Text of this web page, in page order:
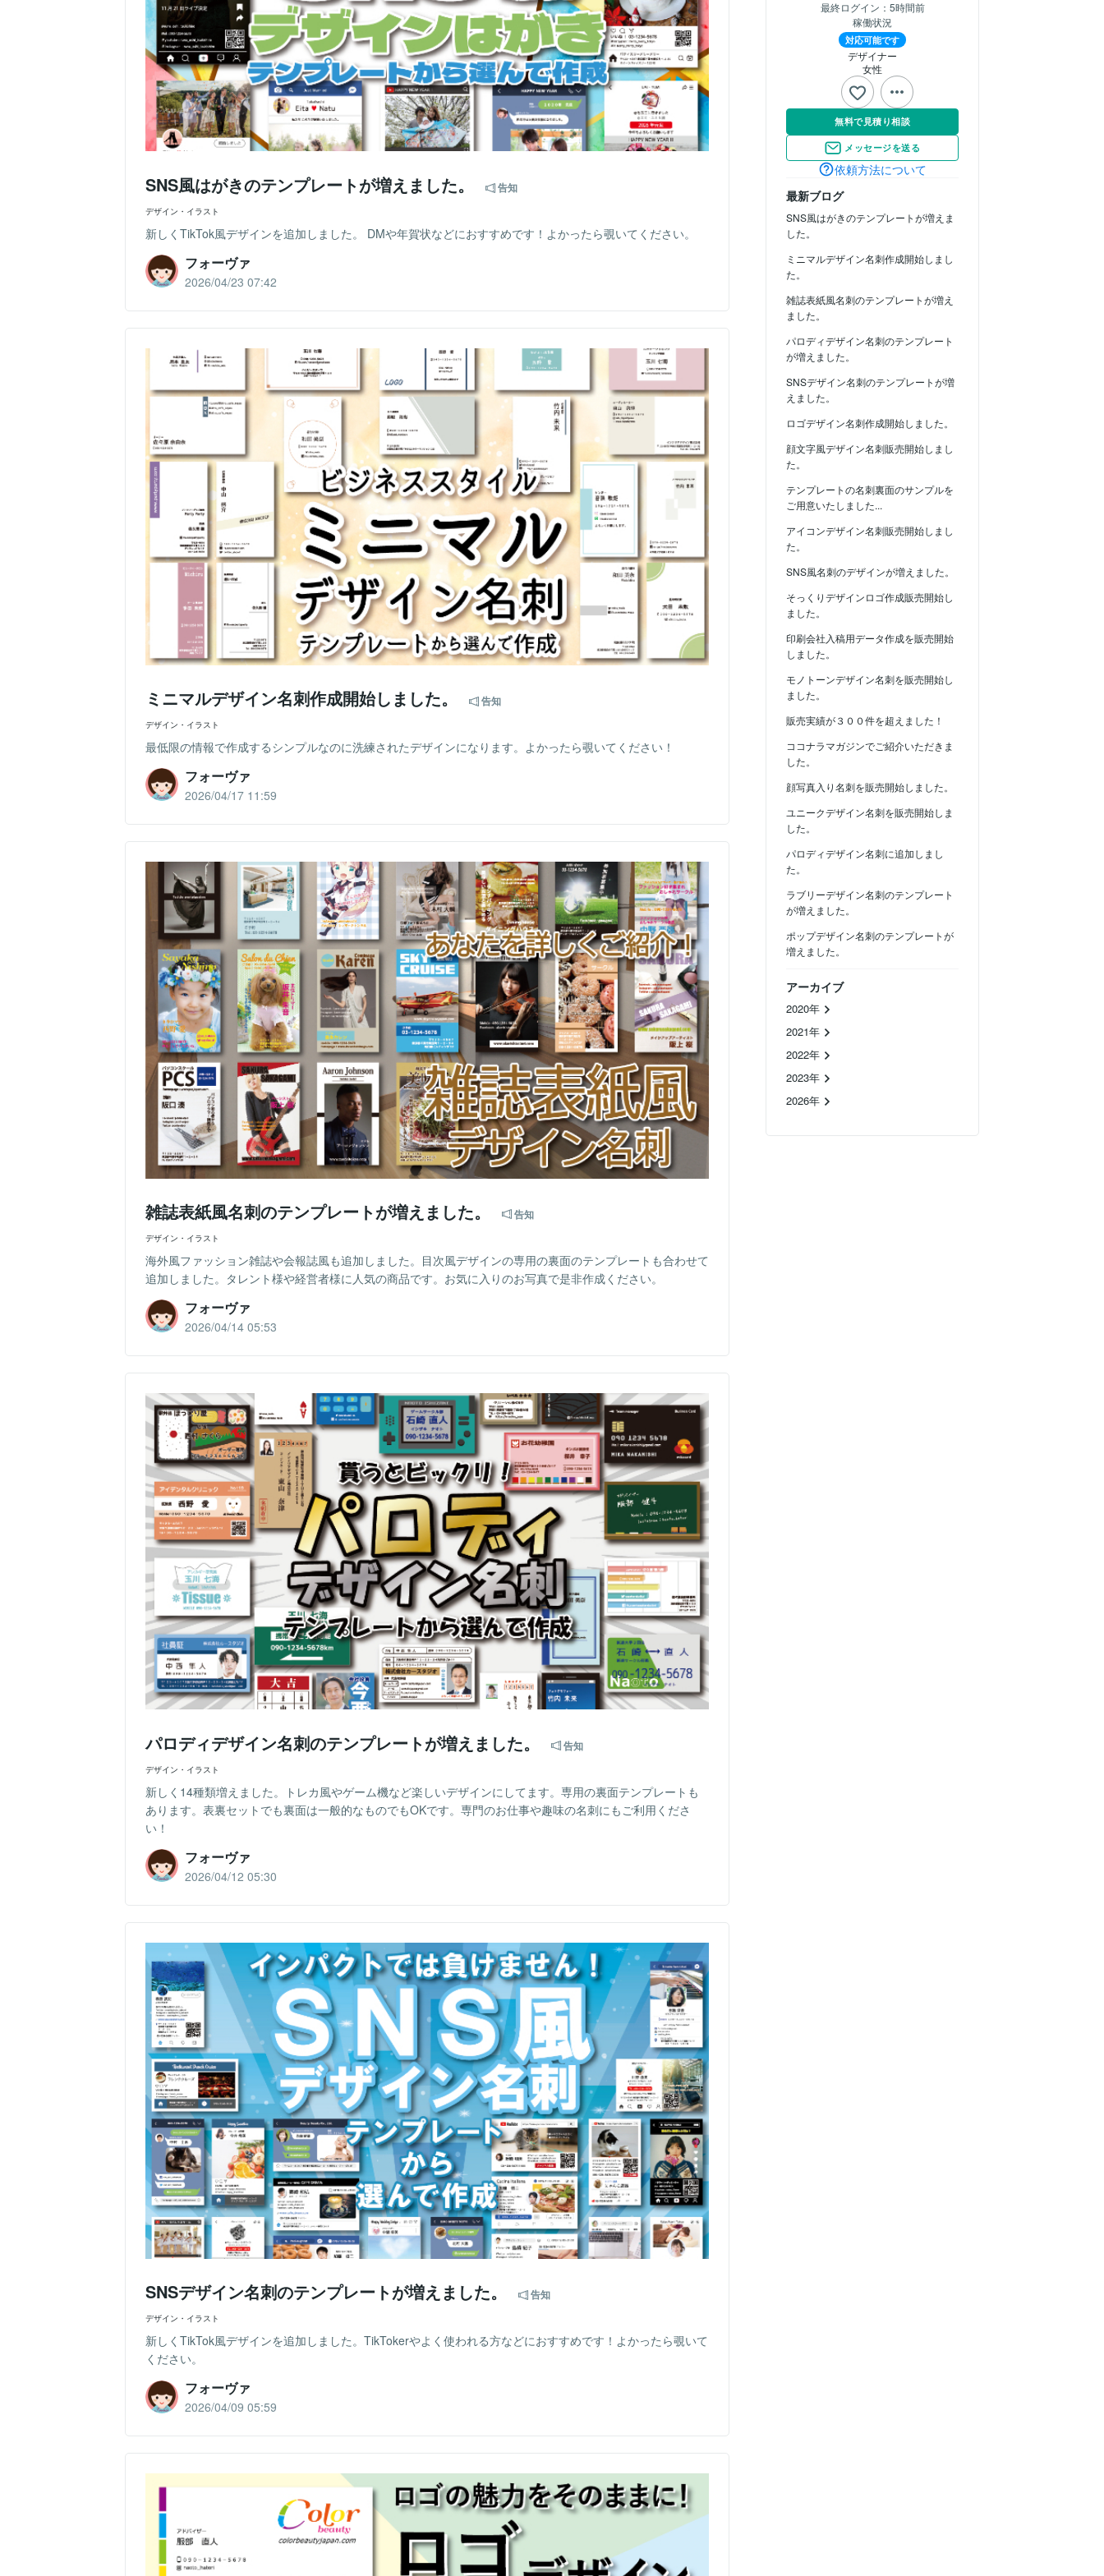
最終ログイン： 5時間前
稼働状況
対応可能です
デザイナー
女性
無料で見積り相談
メッセージを送る
依頼方法について
最新ブログ
SNS風はがきのテンプレートが増えま
した。
ミニマルデザイン名刺作成開始しまし
た。
雑誌表紙風名刺のテンプレートが増え
ました。
パロディデザイン名刺のテンプレート
が増えました。
SNSデザイン名刺のテンプレートが増
えました。
ロゴデザイン名刺作成開始しました。
顔文字風デザイン名刺販売開始しまし
た。
テンプレートの名刺裏面のサンプルを
ご用意いたしました...
アイコンデザイン名刺販売開始しまし
た。
SNS風名刺のデザインが増えました。
そっくりデザインロゴ作成販売開始し
ました。
印刷会社入稿用データ作成を販売開始
しました。
モノトーンデザイン名刺を販売開始し
ました。
販売実績が３００件を超えました！
ココナラマガジンでご紹介いただきま
した。
顔写真入り名刺を販売開始しました。
ユニークデザイン名刺を販売開始しま
した。
パロディデザイン名刺に追加しまし
た。
ラブリーデザイン名刺のテンプレート
が増えました。
ポップデザイン名刺のテンプレートが
増えました。
アーカイブ
2020年
2021年
2022年
2023年
2026年
SNS風はがきのテンプレートが増えました。 告知
デザイン・イラスト
新しくTikTok風デザインを追加しました。 DMや年賀状などにおすすめです！よかったら覗いてください。
フォーヴァ
2026/04/23 07:42
ミニマルデザイン名刺作成開始しました。 告知
デザイン・イラスト
最低限の情報で作成するシンプルなのに洗練されたデザインになります。よかったら覗いてください！
フォーヴァ
2026/04/17 11:59
雑誌表紙風名刺のテンプレートが増えました。 告知
デザイン・イラスト
海外風ファッション雑誌や会報誌風も追加しました。目次風デザインの専用の裏面のテンプレートも合わせて
追加しました。タレント様や経営者様に人気の商品です。お気に入りのお写真で是非作成ください。
フォーヴァ
2026/04/14 05:53
パロディデザイン名刺のテンプレートが増えました。 告知
デザイン・イラスト
新しく14種類増えました。トレカ風やゲーム機など楽しいデザインにしてます。専用の裏面テンプレートも
あります。表裏セットでも裏面は一般的なものでもOKです。専門のお仕事や趣味の名刺にもご利用くださ
い！
フォーヴァ
2026/04/12 05:30
SNSデザイン名刺のテンプレートが増えました。 告知
デザイン・イラスト
新しくTikTok風デザインを追加しました。TikTokerやよく使われる方などにおすすめです！よかったら覗いて
ください。
フォーヴァ
2026/04/09 05:59